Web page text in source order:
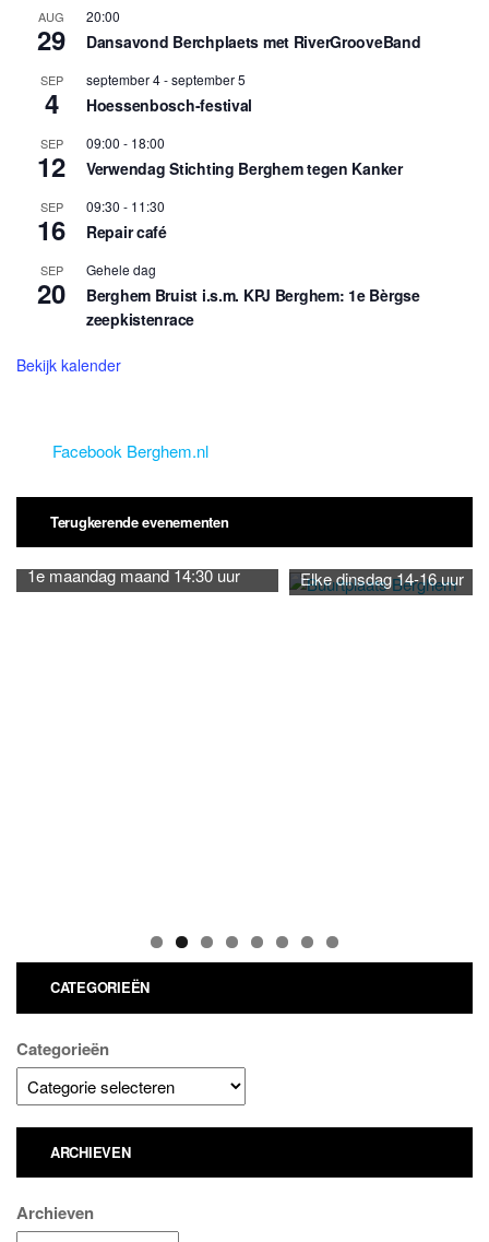
AUG
29
20:00
Dansavond Berchplaets met RiverGrooveBand
SEP
4
september 4-september 5
Hoessenbosch-festival
SEP
12
09:00 - 18:00
Verwendag Stichting Berghem tegen Kanker
SEP
16
09:30 - 11:30
Repair café
SEP
20
Gehele dag
Berghem Bruist i.s.m. KPJ Berghem: 1e Bèrgse
zeepkistenrace
Bekijk kalender
Facebook Berghem.nl
Terugkerende evenementen
1e maandag maand 14:30 uur Elke dinsdag 14-16 uur
CATEGORIEËN
Categorieën
ARCHIEVEN
Archieven